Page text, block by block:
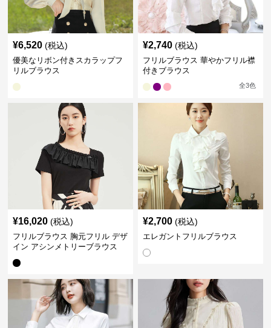
¥6,520 (税込)
優美なリボン付きスカラップフ
リルブラウス
¥2,740 (税込)
フリルブラウス 華やかフリル襟
付きブラウス
全3色
¥16,020 (税込)
フリルブラウス 胸元フリル デザ
イン アシンメトリーブラウス
¥2,700 (税込)
エレガントフリルブラウス